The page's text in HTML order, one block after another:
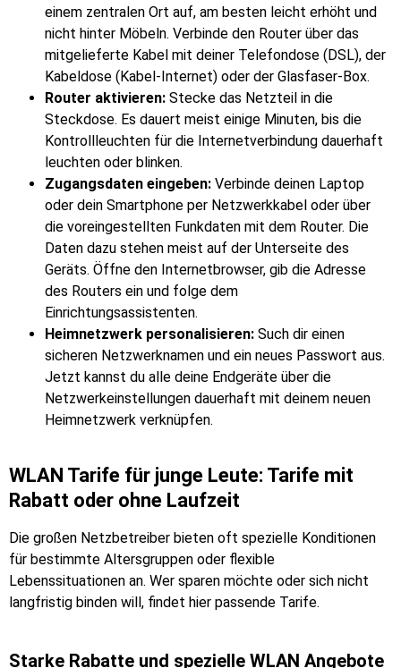
einem zentralen Ort auf, am besten leicht erhöht und
nicht hinter Möbeln. Verbinde den Router über das
mitgelieferte Kabel mit deiner Telefondose (DSL), der
Kabeldose (Kabel-Internet) oder der Glasfaser-Box.
Router aktivieren: Stecke das Netzteil in die
Steckdose. Es dauert meist einige Minuten, bis die
Kontrollleuchten für die Internetverbindung dauerhaft
leuchten oder blinken.
Zugangsdaten eingeben: Verbinde deinen Laptop
oder dein Smartphone per Netzwerkkabel oder über
die voreingestellten Funkdaten mit dem Router. Die
Daten dazu stehen meist auf der Unterseite des
Geräts. Öffne den Internetbrowser, gib die Adresse
des Routers ein und folge dem
Einrichtungsassistenten.
Heimnetzwerk personalisieren: Such dir einen
sicheren Netzwerknamen und ein neues Passwort aus.
Jetzt kannst du alle deine Endgeräte über die
Netzwerkeinstellungen dauerhaft mit deinem neuen
Heimnetzwerk verknüpfen.
WLAN Tarife für junge Leute: Tarife mit
Rabatt oder ohne Laufzeit
Die großen Netzbetreiber bieten oft spezielle Konditionen
für bestimmte Altersgruppen oder flexible
Lebenssituationen an. Wer sparen möchte oder sich nicht
langfristig binden will, findet hier passende Tarife.
Starke Rabatte und spezielle WLAN Angebote